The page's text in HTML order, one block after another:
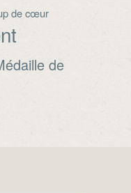
de cœur
de